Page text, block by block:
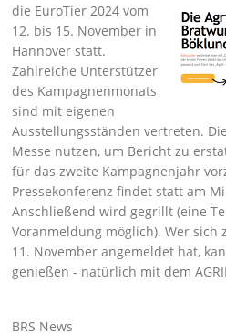
die EuroTier 2024 vom
12. bis 15. November in
Hannover statt.
Zahlreiche Unterstützer
des Kampagnenmonats
sind mit eigenen
Ausstellungsständen vertreten.
Messe nutzen, um Bericht zu
für das zweite Kampagnenjahr
Pressekonferenz findet statt am
Anschließend wird gegrillt (eine
Voranmeldung möglich). Wer sich
11. November angemeldet hat,
genießen - natürlich mit dem
BRS News